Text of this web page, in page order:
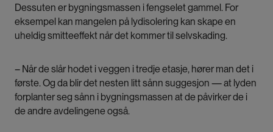
Dessuten er bygningsmassen i fengselet gammel. For
eksempel kan mangelen på lydisolering kan skape en
uheldig smitteeffekt når det kommer til selvskading.
– Når de slår hodet i veggen i tredje etasje, hører man det i
første. Og da blir det nesten litt sånn suggesjon — at lyden
forplanter seg sånn i bygningsmassen at de påvirker de i
de andre avdelingene også.